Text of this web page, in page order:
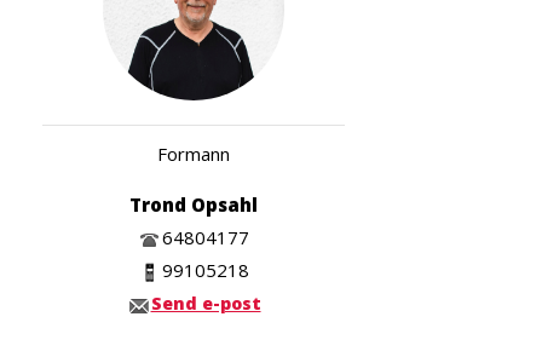
Formann
Trond Opsahl
64804177
99105218
Send e-post